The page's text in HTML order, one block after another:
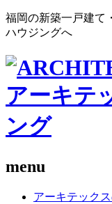
福岡の新築一戸建て
ハウジングへ
menu
アーキテック